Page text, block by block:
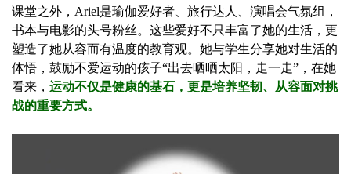
课堂之外，Ariel是瑜伽爱好者、旅行达人、演唱会气氛组，
书本与电影的头号粉丝。这些爱好不只丰富了她的生活，更
塑造了她从容而有温度的教育观。她与学生分享她对生活的
体悟，鼓励不爱运动的孩子“出去晒晒太阳，走一走”，在她
看来， 运动不仅是健康的基石，更是培养坚韧、从容面对挑
战的重要方式。